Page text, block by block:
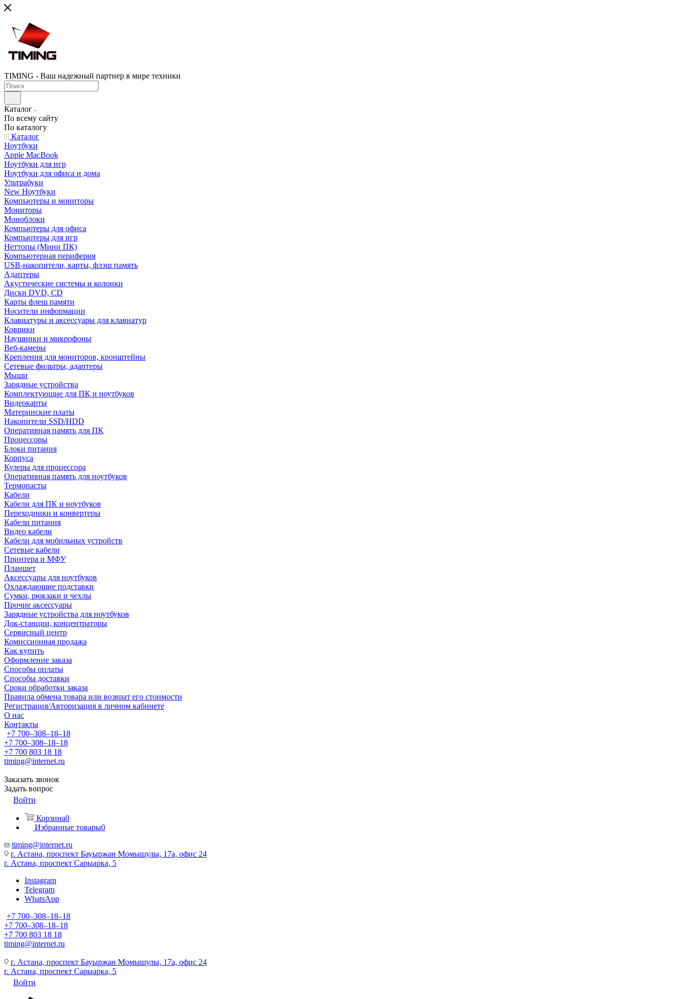
TIMING - Ваш надежный партнер в мире техники
Каталог
По всему сайту
По каталогу
Каталог
Ноутбуки
Apple MacBook
Ноутбуки для игр
Ноутбуки для офиса и дома
Ультрабуки
New Ноутбуки
Компьютеры и мониторы
Мониторы
Моноблоки
Компьютеры для офиса
Компьютеры для игр
Неттопы (Мини ПК)
Компьютерная периферия
USB-накопители, карты, флэш память
Адаптеры
Акустические системы и колонки
Диски DVD, CD
Карты флеш памяти
Носители информации
Клавиатуры и аксессуары для клавиатур
Коврики
Наушники и микрофоны
Веб-камеры
Крепления для мониторов, кронштейны
Сетевые фильтры, адаптеры
Мыши
Зарядные устройства
Комплектующие для ПК и ноутбуков
Видеокарты
Материнские платы
Накопители SSD/HDD
Оперативная память для ПК
Процессоры
Блоки питания
Корпуса
Кулеры для процессора
Оперативная память для ноутбуков
Термопасты
Кабели
Кабели для ПК и ноутбуков
Переходники и конвертеры
Кабели питания
Видео кабели
Кабели для мобильных устройств
Сетевые кабели
Принтера и МФУ
Планшет
Аксессуары для ноутбуков
Охлаждающие подставки
Сумки, рюкзаки и чехлы
Прочие аксессуары
Зарядные устройства для ноутбуков
Док-станции, концентраторы
Сервисный центр
Комиссионная продажа
Как купить
Оформление заказа
Способы оплаты
Способы доставки
Сроки обработки заказа
Правила обмена товара или возврат его стоимости
Регистрация/Авторизация в личном кабинете
О нас
Контакты
+7 700‒308‒18‒18
+7 700‒308‒18‒18
+7 700 803 18 18
timing@internet.ru
Заказать звонок
Задать вопрос
Войти
Корзина0
Избранные товары0
timing@internet.ru
г. Астана, проспект Бауыржан Момышулы, 17а, офис 24
г. Астана, проспект Сарыарка, 5
Instagram
Telegram
WhatsApp
+7 700‒308‒18‒18
+7 700‒308‒18‒18
+7 700 803 18 18
timing@internet.ru
г. Астана, проспект Бауыржан Момышулы, 17а, офис 24
г. Астана, проспект Сарыарка, 5
Войти